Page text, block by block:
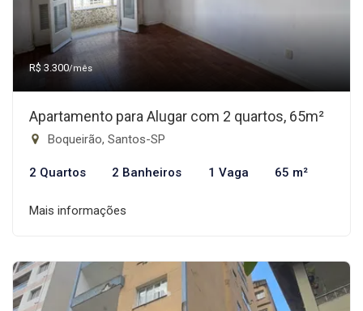
R$ 3.300/mês
Apartamento para Alugar com 2 quartos, 65m²
Boqueirão, Santos-SP
2 Quartos 2 Banheiros 1 Vaga 65 m²
Mais informações